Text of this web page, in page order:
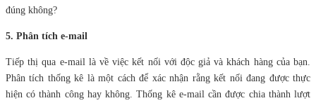
đúng không?
5. Phân tích e-mail
Tiếp thị qua e-mail là về việc kết nối với độc giả và khách hàng của bạn.
Phân tích thống kê là một cách để xác nhận rằng kết nối đang được thực
hiện có thành công hay không. Thống kê e-mail cần được chia thành lượt